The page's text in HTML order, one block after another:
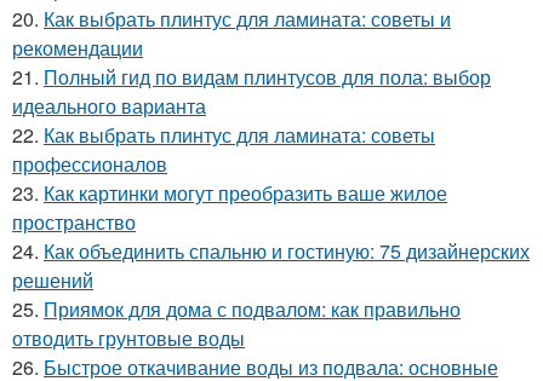
20. Как выбрать плинтус для ламината: советы и
рекомендации
21. Полный гид по видам плинтусов для пола: выбор
идеального варианта
22. Как выбрать плинтус для ламината: советы
профессионалов
23. Как картинки могут преобразить ваше жилое
пространство
24. Как объединить спальню и гостиную: 75 дизайнерских
решений
25. Приямок для дома с подвалом: как правильно
отводить грунтовые воды
26. Быстрое откачивание воды из подвала: основные